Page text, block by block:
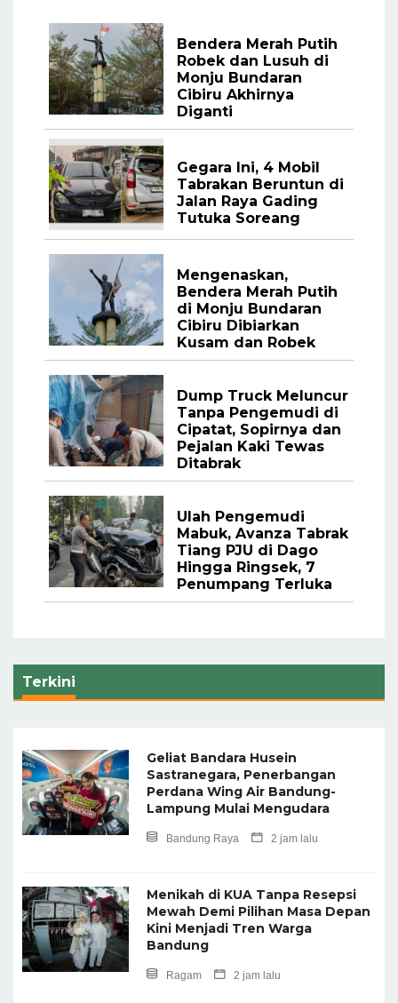
Bendera Merah Putih
Robek dan Lusuh di
Monju Bundaran
Cibiru Akhirnya
Diganti
Gegara Ini, 4 Mobil
Tabrakan Beruntun di
Jalan Raya Gading
Tutuka Soreang
Mengenaskan,
Bendera Merah Putih
di Monju Bundaran
Cibiru Dibiarkan
Kusam dan Robek
Dump Truck Meluncur
Tanpa Pengemudi di
Cipatat, Sopirnya dan
Pejalan Kaki Tewas
Ditabrak
Ulah Pengemudi
Mabuk, Avanza Tabrak
Tiang PJU di Dago
Hingga Ringsek, 7
Penumpang Terluka
Terkini
Geliat Bandara Husein
Sastranegara, Penerbangan
Perdana Wing Air Bandung-
Lampung Mulai Mengudara
Bandung Raya 2 jam lalu
Menikah di KUA Tanpa Resepsi
Mewah Demi Pilihan Masa Depan
Kini Menjadi Tren Warga
Bandung
Ragam 2 jam lalu